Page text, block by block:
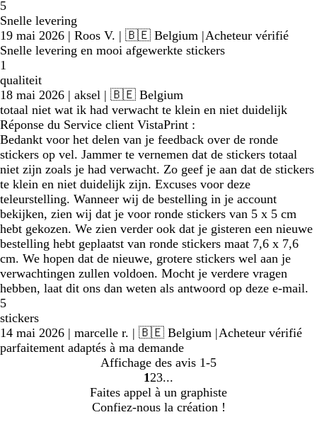
5
Snelle levering
19 mai 2026 | Roos V. | 🇧🇪 Belgium |Acheteur vérifié
Snelle levering en mooi afgewerkte stickers
1
qualiteit
18 mai 2026 | aksel | 🇧🇪 Belgium
totaal niet wat ik had verwacht te klein en niet duidelijk
Réponse du Service client VistaPrint :
Bedankt voor het delen van je feedback over de ronde
stickers op vel. Jammer te vernemen dat de stickers totaal
niet zijn zoals je had verwacht. Zo geef je aan dat de stickers
te klein en niet duidelijk zijn. Excuses voor deze
teleurstelling. Wanneer wij de bestelling in je account
bekijken, zien wij dat je voor ronde stickers van 5 x 5 cm
hebt gekozen. We zien verder ook dat je gisteren een nieuwe
bestelling hebt geplaatst van ronde stickers maat 7,6 x 7,6
cm. We hopen dat de nieuwe, grotere stickers wel aan je
verwachtingen zullen voldoen. Mocht je verdere vragen
hebben, laat dit ons dan weten als antwoord op deze e-mail.
5
stickers
14 mai 2026 | marcelle r. | 🇧🇪 Belgium |Acheteur vérifié
parfaitement adaptés à ma demande
Affichage des avis 1-5
Accéder
à
la
1 Accéder
à
la
2 Accéder
à
la
3
Faites appel à un graphiste
Confiez-nous la création !